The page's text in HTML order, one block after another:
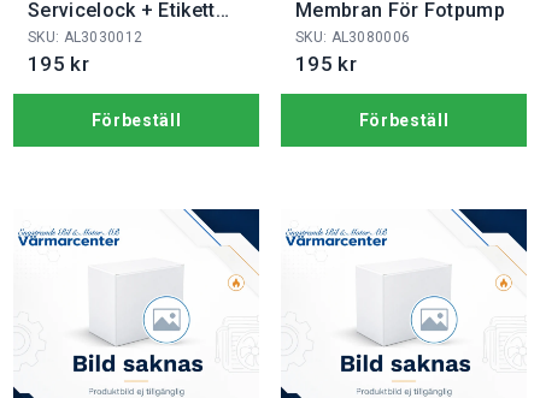
Servicelock + Etikett
3030
SKU: AL3030012
195 kr
Förbeställ
Membran För Fotpump
SKU: AL3080006
195 kr
Förbeställ